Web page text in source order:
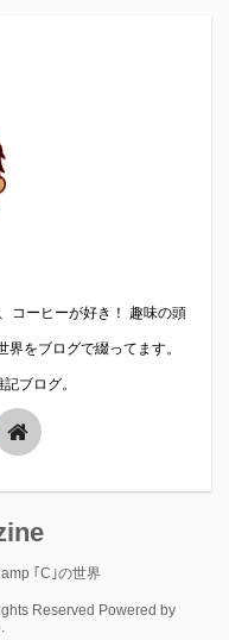
コーヒーが好き！ 趣味の頭
をブログで綴ってます。
ブログ。
｢C｣の世界
Reserved Powered by
.